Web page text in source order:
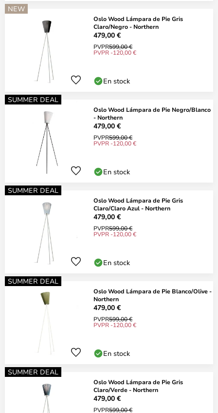
NEW
Oslo Wood Lámpara de Pie Gris
Claro/Negro - Northern
479,00 €
PVPR599,00 €
PVPR -120,00 €
En stock
SUMMER DEAL
Oslo Wood Lámpara de Pie Negro/Blanco
- Northern
479,00 €
PVPR599,00 €
PVPR -120,00 €
En stock
SUMMER DEAL
Oslo Wood Lámpara de Pie Gris
Claro/Claro Azul - Northern
479,00 €
PVPR599,00 €
PVPR -120,00 €
En stock
SUMMER DEAL
Oslo Wood Lámpara de Pie Blanco/Olive -
Northern
479,00 €
PVPR599,00 €
PVPR -120,00 €
En stock
SUMMER DEAL
Oslo Wood Lámpara de Pie Gris
Claro/Verde - Northern
479,00 €
PVPR599,00 €